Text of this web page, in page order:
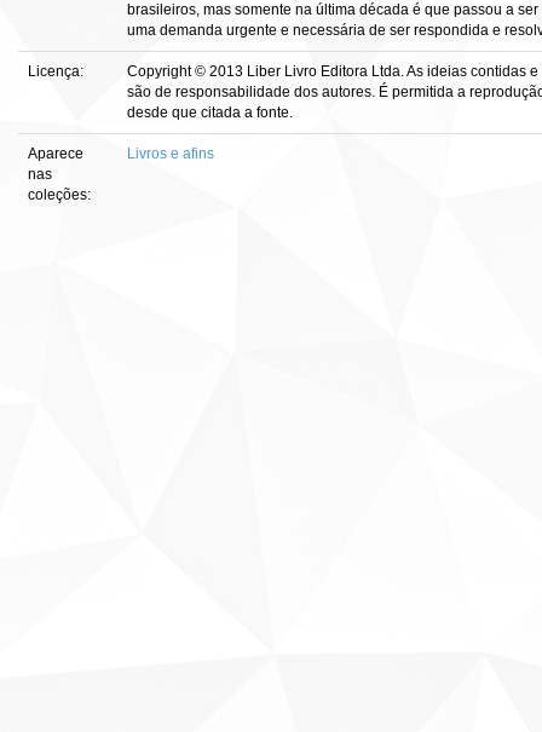
brasileiros, mas somente na última década é que passou a
uma demanda urgente e necessária de ser respondida e
Licença:
Copyright © 2013 Liber Livro Editora Ltda. As ideias contidas
são de responsabilidade dos autores. É permitida a
desde que citada a fonte.
Aparece
nas
coleções:
Livros e afins